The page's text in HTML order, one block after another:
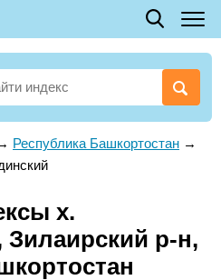
Республика Башкортостан →
х.
р-н,